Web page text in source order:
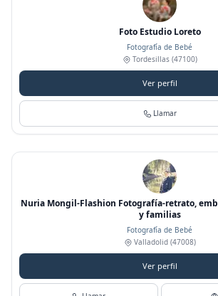
Foto Estudio Loreto
Fotografía de Bebé
Tordesillas(47100)
Ver perfil
Llamar
Nuria Mongil-Flashion Fotografía-retrato,
y familias
Fotografía de Bebé
Valladolid(47008)
Ver perfil